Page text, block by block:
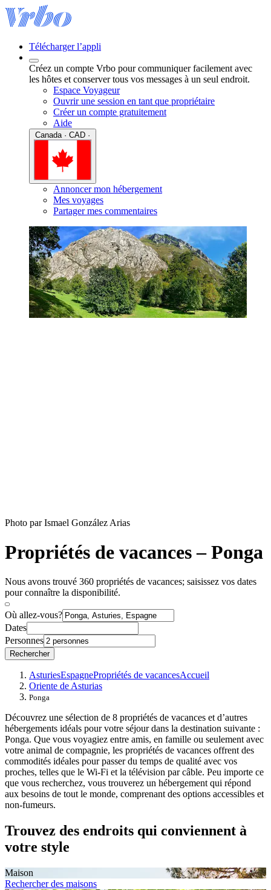
Télécharger l’appli
Créez un compte Vrbo pour communiquer facilement avec
les hôtes et conserver tous vos messages à un seul endroit.
Espace Voyageur
Ouvrir une session en tant que propriétaire
Créer un compte gratuitement
Aide
Annoncer mon hébergement
Mes voyages
Partager mes commentaires
Photo par Ismael González Arias
Propriétés de vacances – Ponga
Nous avons trouvé 360 propriétés de vacances; saisissez vos dates
pour connaître la disponibilité.
Où allez-vous?
Dates
Personnes
Rechercher
AsturiesEspagnePropriétés de vacancesAccueil
Oriente de Asturias
Ponga
Découvrez une sélection de 8 propriétés de vacances et d’autres
hébergements idéals pour votre séjour dans la destination suivante :
Ponga. Que vous voyagiez entre amis, en famille ou seulement avec
votre animal de compagnie, les propriétés de vacances offrent des
commodités idéales pour passer du temps de qualité avec vos
proches, telles que le Wi-Fi et la télévision par câble. Peu importe ce
que vous recherchez, vous trouverez un hébergement qui répond
aux besoins de tout le monde, comprenant des options accessibles et
non-fumeurs.
Trouvez des endroits qui conviennent à
votre style
Maison
Rechercher des maisons